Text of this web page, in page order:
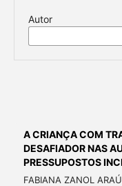
Autor
A CRIANÇA COM
DESAFIADOR NAS
PRESSUPOSTOS
FABIANA ZANOL